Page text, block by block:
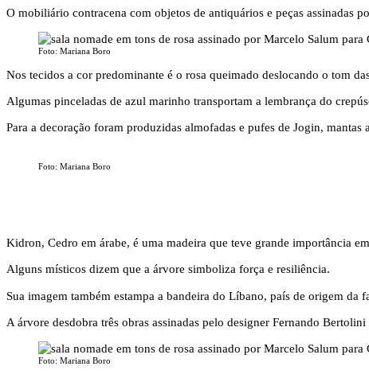
O mobiliário contracena com objetos de antiquários e peças assinadas
Foto: Mariana Boro
Nos tecidos a cor predominante é o rosa queimado deslocando o tom
Algumas pinceladas de azul marinho transportam a lembrança do
Para a decoração foram produzidas almofadas e pufes de Jogin, mantas
Foto: Mariana Boro
Kidron, Cedro em árabe, é uma madeira que teve grande importância
Alguns místicos dizem que a árvore simboliza força e resiliência.
Sua imagem também estampa a bandeira do Líbano, país de origem
A árvore desdobra três obras assinadas pelo designer Fernando
Foto: Mariana Boro